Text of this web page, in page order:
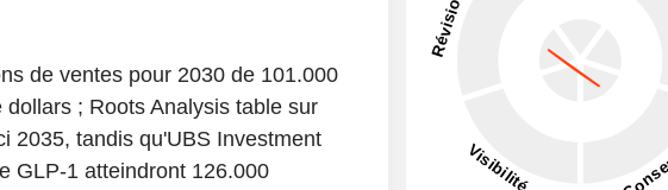
de ventes pour 2030 de 101.000
; Roots Analysis table sur
2035, tandis qu'UBS Investment
GLP-1 atteindront 126.000